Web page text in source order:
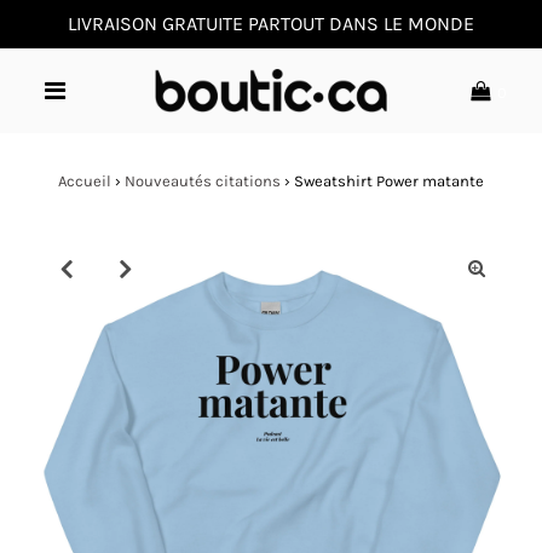
LIVRAISON GRATUITE PARTOUT DANS LE MONDE
Accueil › Nouveautés citations › Sweatshirt Power matante